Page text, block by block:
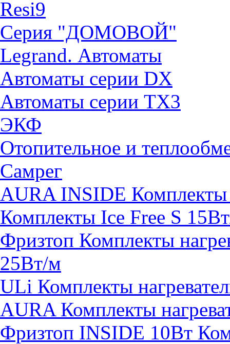
Resi9
Серия "ДОМОВОЙ"
Legrand. Автоматы
Автоматы серии DX
Автоматы серии TX3
ЭКФ
Отопительное и
Самрег
AURA INSIDE Комплекты
Комплекты Ice Free S
Фризтоп Комплекты
25Вт/м
ULi Комплекты
AURA Комплекты
Фризтоп INSIDE 10Вт